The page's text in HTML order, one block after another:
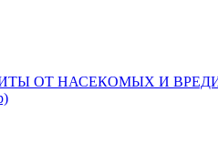
ОТ НАСЕКОМЫХ И